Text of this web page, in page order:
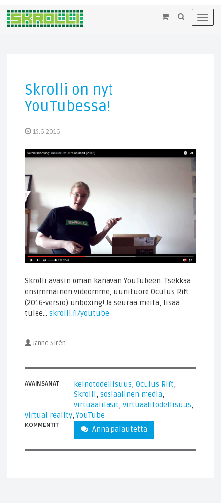
×
Skrolli on nyt
YouTubessa!
15.6.2016
Skrolli avasin oman kanavan YouTubeen. Tsekkaa
ensimmäinen videomme, uunituore Oculus Rift
(2016-versio) unboxing! Ja seuraa meitä, lisää
tulee… skrolli.fi/youtube
Janne Sirén
AVAINSANAT keinotodellisuus Oculus Rift
Skrolli sosiaalinen media
virtuaalilasit virtuaalitodellisuus
virtual reality YouTube
KOMMENTIT Anna palautetta